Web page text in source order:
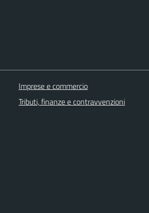
Imprese e commercio
Tributi, finanze e contravvenzioni